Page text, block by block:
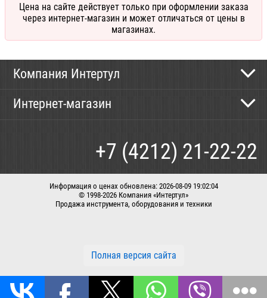
Цена на сайте действует только при оформлении заказа
через интернет-магазин и может отличаться от цены в
магазинах.
Компания Интертул
Новости
Интернет-магазин
Доставка
+7 (4212) 21-22-22
Информация о ценах обновлена: 2026-08-09 19:02:04
© 1998-2026 Компания «Интертул»
Продажа инструмента, оборудования и техники
Полная версия сайта